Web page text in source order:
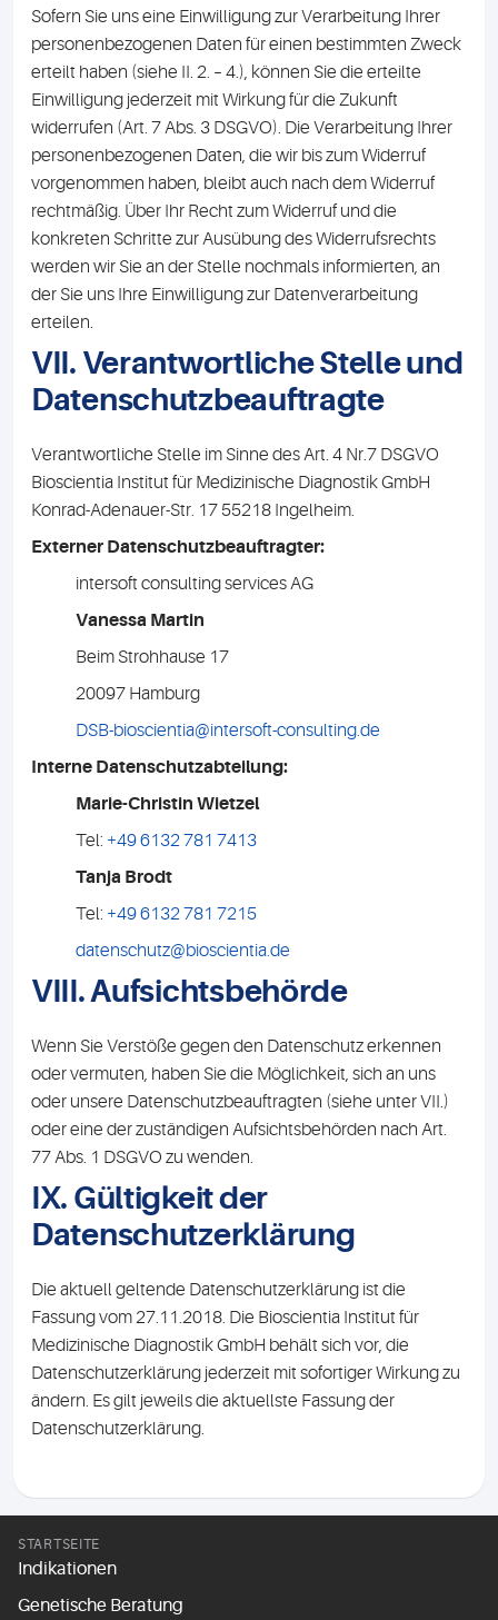
Sofern Sie uns eine Einwilligung zur Verarbeitung Ihrer
personenbezogenen Daten für einen bestimmten Zweck
erteilt haben (siehe II. 2. – 4.), können Sie die erteilte
Einwilligung jederzeit mit Wirkung für die Zukunft
widerrufen (Art. 7 Abs. 3 DSGVO). Die Verarbeitung Ihrer
personenbezogenen Daten, die wir bis zum Widerruf
vorgenommen haben, bleibt auch nach dem Widerruf
rechtmäßig. Über Ihr Recht zum Widerruf und die
konkreten Schritte zur Ausübung des Widerrufsrechts
werden wir Sie an der Stelle nochmals informierten, an
der Sie uns Ihre Einwilligung zur Datenverarbeitung
erteilen.
VII. Verantwortliche Stelle und
Datenschutzbeauftragte
Verantwortliche Stelle im Sinne des Art. 4 Nr.7 DSGVO
Bioscientia Institut für Medizinische Diagnostik GmbH
Konrad-Adenauer-Str. 17 55218 Ingelheim.
Externer Datenschutzbeauftragter:
intersoft consulting services AG
Vanessa Martin
Beim Strohhause 17
20097 Hamburg
DSB-bioscientia@intersoft-consulting.de
Interne Datenschutzabteilung:
Marie-Christin Wietzel
Tel: +49 6132 781 7413
Tanja Brodt
Tel: +49 6132 781 7215
datenschutz@bioscientia.de
VIII. Aufsichtsbehörde
Wenn Sie Verstöße gegen den Datenschutz erkennen
oder vermuten, haben Sie die Möglichkeit, sich an uns
oder unsere Datenschutzbeauftragten (siehe unter VII.)
oder eine der zuständigen Aufsichtsbehörden nach Art.
77 Abs. 1 DSGVO zu wenden.
IX. Gültigkeit der
Datenschutzerklärung
Die aktuell geltende Datenschutzerklärung ist die
Fassung vom 27.11.2018. Die Bioscientia Institut für
Medizinische Diagnostik GmbH behält sich vor, die
Datenschutzerklärung jederzeit mit sofortiger Wirkung zu
ändern. Es gilt jeweils die aktuellste Fassung der
Datenschutzerklärung.
STARTSEITE
Indikationen
Genetische Beratung